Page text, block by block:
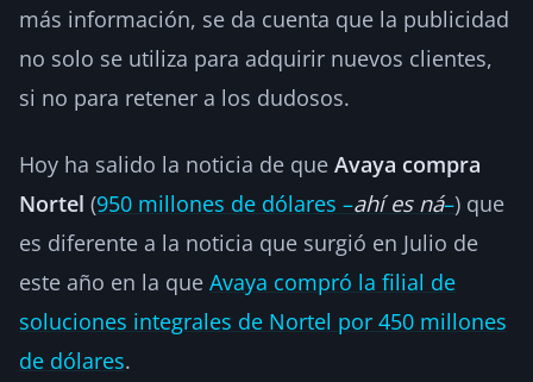
más información, se da cuenta que la publicidad
no solo se utiliza para adquirir nuevos clientes,
si no para retener a los dudosos.
Hoy ha salido la noticia de que Avaya compra
Nortel (950 millones de dólares –ahí es ná–) que
es diferente a la noticia que surgió en Julio de
este año en la que Avaya compró la filial de
soluciones integrales de Nortel por 450 millones
de dólares.